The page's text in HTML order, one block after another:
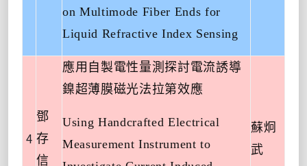
on Multimode Fiber Ends for
Liquid Refractive Index Sensing
4
鄧
存
信
應用自製電性量測探討電流誘導
鎳超薄膜磁光法拉第效應
Using Handcrafted Electrical
Measurement Instrument to
蘇炯
武